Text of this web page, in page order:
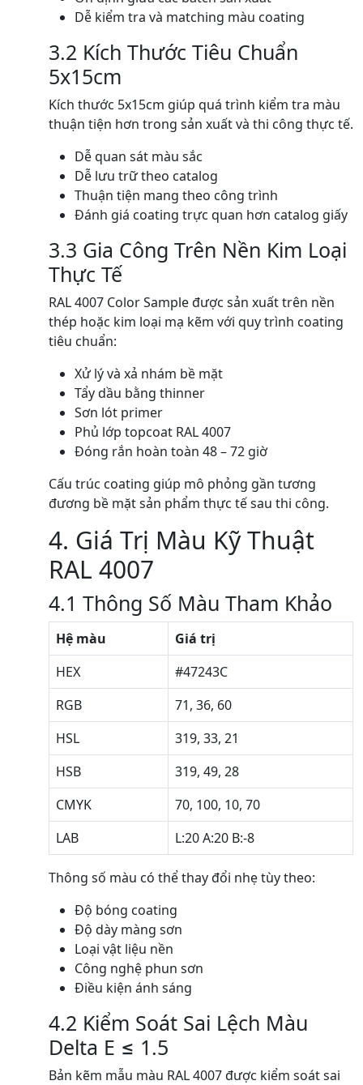
Dễ kiểm tra và matching màu coating
3.2 Kích Thước Tiêu Chuẩn
5x15cm
Kích thước 5x15cm giúp quá trình kiểm tra màu
thuận tiện hơn trong sản xuất và thi công thực tế.
Dễ quan sát màu sắc
Dễ lưu trữ theo catalog
Thuận tiện mang theo công trình
Đánh giá coating trực quan hơn catalog giấy
3.3 Gia Công Trên Nền Kim Loại
Thực Tế
RAL 4007 Color Sample được sản xuất trên nền
thép hoặc kim loại mạ kẽm với quy trình coating
tiêu chuẩn:
Xử lý và xả nhám bề mặt
Tẩy dầu bằng thinner
Sơn lót primer
Phủ lớp topcoat RAL 4007
Đóng rắn hoàn toàn 48 – 72 giờ
Cấu trúc coating giúp mô phỏng gần tương
đương bề mặt sản phẩm thực tế sau thi công.
4. Giá Trị Màu Kỹ Thuật
RAL 4007
4.1 Thông Số Màu Tham Khảo
Hệ màu
Giá trị
HEX
#47243C
RGB
71, 36, 60
HSL
319, 33, 21
HSB
319, 49, 28
CMYK
70, 100, 10, 70
LAB
L:20 A:20 B:-8
Thông số màu có thể thay đổi nhẹ tùy theo:
Độ bóng coating
Độ dày màng sơn
Loại vật liệu nền
Công nghệ phun sơn
Điều kiện ánh sáng
4.2 Kiểm Soát Sai Lệch Màu
Delta E ≤ 1.5
Bản kẽm mẫu màu RAL 4007 được kiểm soát sai